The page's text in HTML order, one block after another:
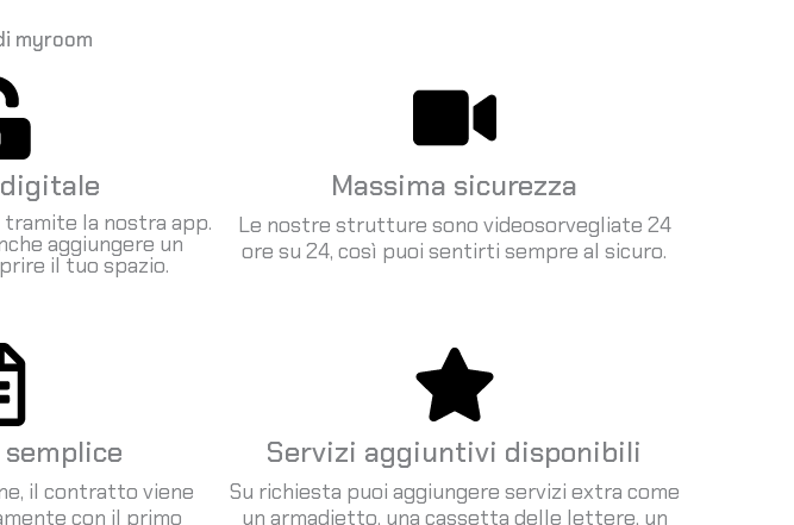
myroom
la nostra app.
aggiungere un
il tuo spazio.
Massima sicurezza
Le nostre strutture sono videosorvegliate 24
ore su 24, così puoi sentirti sempre al sicuro.
il contratto viene
con il primo
Servizi aggiuntivi disponibili
Su richiesta puoi aggiungere servizi extra come
un armadietto, una cassetta delle lettere, un